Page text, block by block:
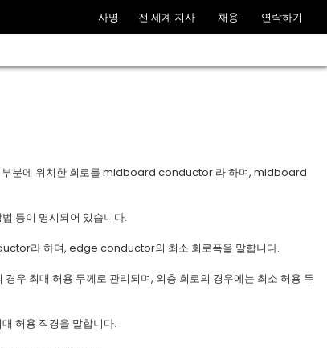
사명 전 세계 지사 채용 연락하기
부분에 위치한 회로를 midboard conductor 라 하며, midboard
등이 명시되어 있습니다.
라 하며, edge conductor의 최소 회로폭을 말합니다.
최대 허용 두께로 관리되며, 외층 회로의 경우에는 최소 허용 두
허용 직경을 말합니다.